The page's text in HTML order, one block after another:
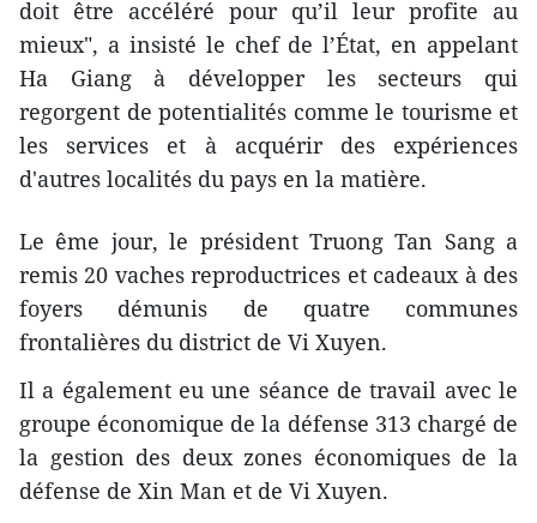
doit être accéléré pour qu’il leur profite au
mieux", a insisté le chef de l’État, en appelant
Ha Giang à développer les secteurs qui
regorgent de potentialités comme le tourisme et
les services et à acquérir des expériences
d'autres localités du pays en la matière.
Le ême jour, le président Truong Tan Sang a
remis 20 vaches reproductrices et cadeaux à des
foyers démunis de quatre communes
frontalières du district de Vi Xuyen.
Il a également eu une séance de travail avec le
groupe économique de la défense 313 chargé de
la gestion des deux zones économiques de la
défense de Xin Man et de Vi Xuyen.